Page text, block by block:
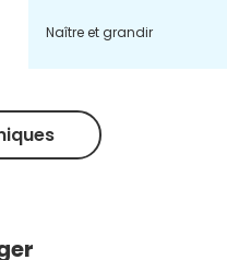
Naître et grandir